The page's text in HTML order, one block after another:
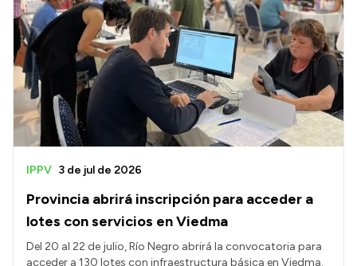
Provincia abrirá inscripción para acceder a
lotes con servicios en Viedma
IPPV 3 de jul de 2026
Del 20 al 22 de julio, Río Negro abrirá la convocatoria para
acceder a 130 lotes con infraestructura básica en Viedma.